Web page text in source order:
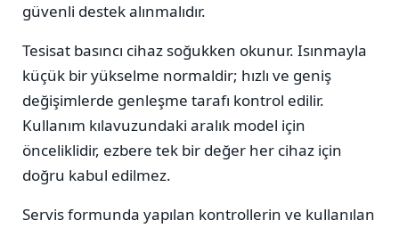
güvenli destek alınmalıdır.
Tesisat basıncı cihaz soğukken okunur. Isınmayla
küçük bir yükselme normaldir; hızlı ve geniş
değişimlerde genleşme tarafı kontrol edilir.
Kullanım kılavuzundaki aralık model için
önceliklidir, ezbere tek bir değer her cihaz için
doğru kabul edilmez.
Servis formunda yapılan kontrollerin ve kullanılan